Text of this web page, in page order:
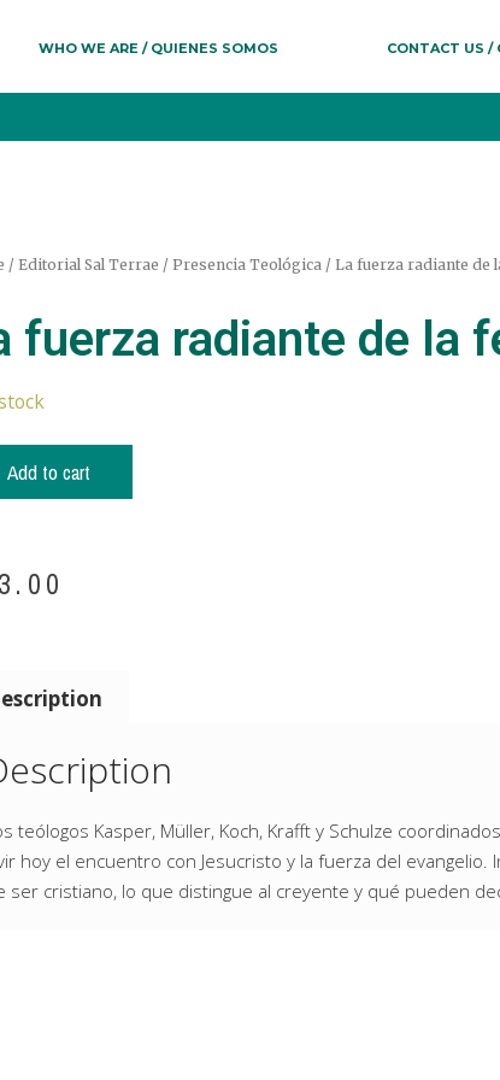
WHO WE ARE / QUIENES SOMOS CONTACT US /
/ Editorial Sal Terrae / Presencia Teológica/ La fuerza radiante de
fuerza radiante de la
Add to cart
teólogos Kasper, Müller, Koch, Krafft y Schulze
hoy el encuentro con Jesucristo y la fuerza del
ser cristiano, lo que distingue al creyente y qué pueden